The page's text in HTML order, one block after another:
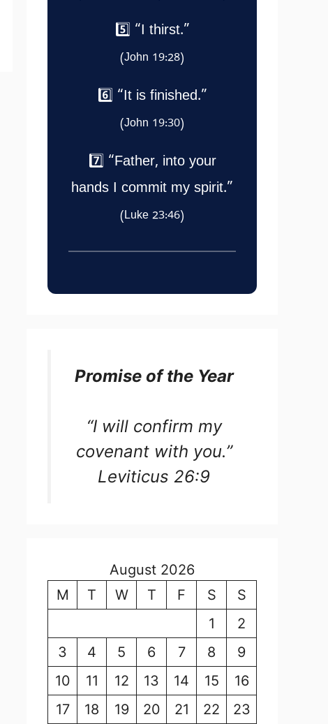
5️⃣ “I thirst.”
(John 19:28)
6️⃣ “It is finished.”
(John 19:30)
7️⃣ “Father, into your
hands I commit my spirit.”
(Luke 23:46)
Promise of the Year
“I will confirm my
covenant with you.”
Leviticus 26:9
August 2026
M
T W T F S
S
1
2
3
4 5 6 7 8
9
10
11 12 13 14 15
16
17
18 19 20 21 22
23